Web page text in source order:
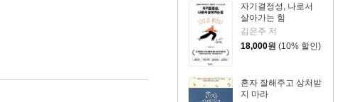
자기결정성, 나로서
살아가는 힘
김은주 저
18,000원 (10% 할인)
혼자 잘해주고 상처받
지 마라